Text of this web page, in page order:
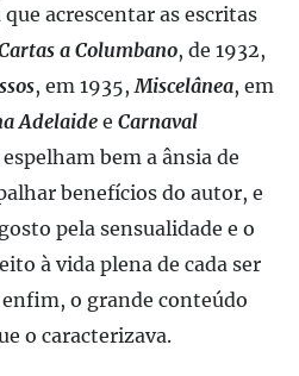
acrescentar as escritas
a Columbano, de 1932,
, em 1935, Miscelânea, em
Adelaide e Carnaval
espelham bem a ânsia de
benefícios do autor, e
pela sensualidade e o
à vida plena de cada ser
o grande conteúdo
o caracterizava.